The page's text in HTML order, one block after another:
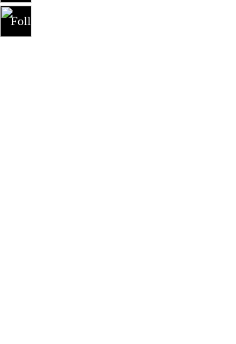
Follow us